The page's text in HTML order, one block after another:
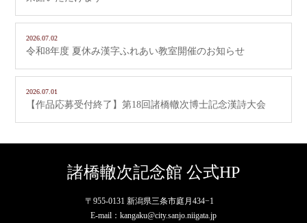
2026.07.02
令和8年度 夏休み漢字ふれあい教室開催のお知らせ
2026.07.01
【作品応募受付終了】第18回諸橋轍次博士記念漢詩大会
諸橋轍次記念館 公式HP
〒955-0131 新潟県三条市庭月434−1
E-mail：kangaku@city.sanjo.niigata.jp